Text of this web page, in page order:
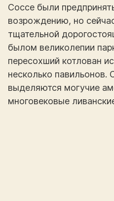
Соссе были
возрождению, но
тщательной
былом великолепии
пересохший котлован
несколько павильонов.
выделяются могучие
многовековые